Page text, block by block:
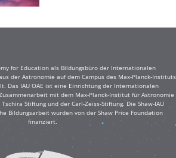
for Education als Bildungsbüro der Internationalen
der Astronomie auf dem Campus des Max-Planck-Instituts
Das IAU OAE ist eine Einrichtung der Internationalen
mit dem Max-Planck-Institut für Astronomie
Stiftung und der Carl-Zeiss-Stiftung. Die Shaw-IAU
Bildungsarbeit wurden von der Shaw Price Foundation
finanziert.